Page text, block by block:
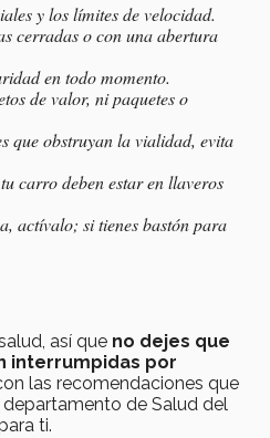
y los límites de velocidad.
cerradas o con una abertura
en todo momento.
de valor, ni paquetes o
que obstruyan la vialidad, evita
carro deben estar en llaveros
actívalo; si tienes bastón para
así que no dejes que
interrumpidas por
las recomendaciones que
de Salud del
ti.